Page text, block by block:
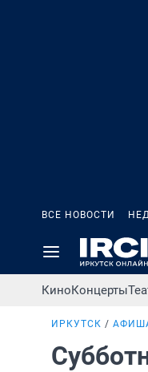
ВСЕ НОВОСТИ
КиноКонцерты
ИРКУТСК